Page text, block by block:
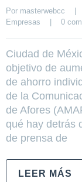
Por masterwebcc |
Empresas
| 0
Ciudad de
objetivo de
de ahorro
de la
de Afores
qué hay detrás
de prensa de
LEER MÁS